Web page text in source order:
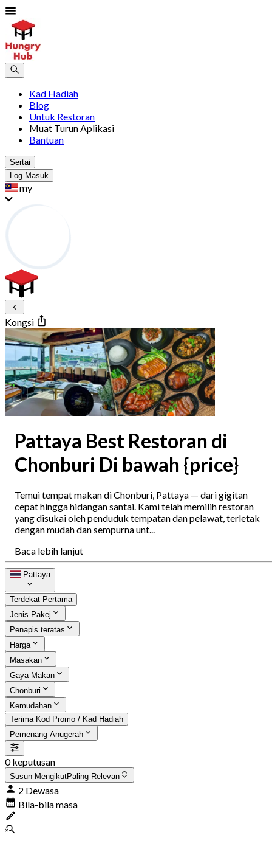
Kad Hadiah
Blog
Untuk Restoran
Muat Turun Aplikasi
Bantuan
Sertai
Log Masuk
my
Kongsi
Pattaya Best Restoran di
Chonburi Di bawah {price}
Temui tempat makan di Chonburi, Pattaya — dari gigitan
cepat hingga hidangan santai. Kami telah memilih restoran
yang disukai oleh penduduk tempatan dan pelawat, terletak
dengan mudah dan sempurna unt...
Baca lebih lanjut
Pattaya
Terdekat Pertama
Jenis Pakej
Penapis teratas
Harga
Masakan
Gaya Makan
Chonburi
Kemudahan
Terima Kod Promo / Kad Hadiah
Pemenang Anugerah
0 keputusan
Susun MengikutPaling Relevan
2 Dewasa
Bila-bila masa